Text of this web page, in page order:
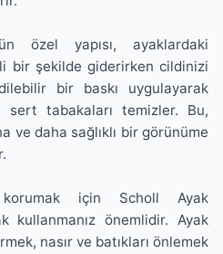
özel yapısı, ayaklardaki
bir şekilde giderirken cildinizi
bir baskı uygulayarak
sert tabakaları temizler. Bu,
ve daha sağlıklı bir görünüme
korumak için Scholl Ayak
kullanmanız önemlidir. Ayak
nasır ve batıkları önlemek